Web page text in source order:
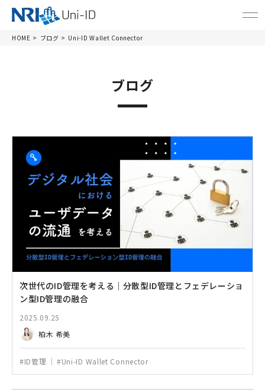
HOME ブログ Uni-ID Wallet Connector
ブログ
次世代のID管理を考える｜分散型ID管理とフェデレーショ
ン型ID管理の融合
2025.09.25
柏木 希美
#ID管理 #Uni-ID Wallet Connector